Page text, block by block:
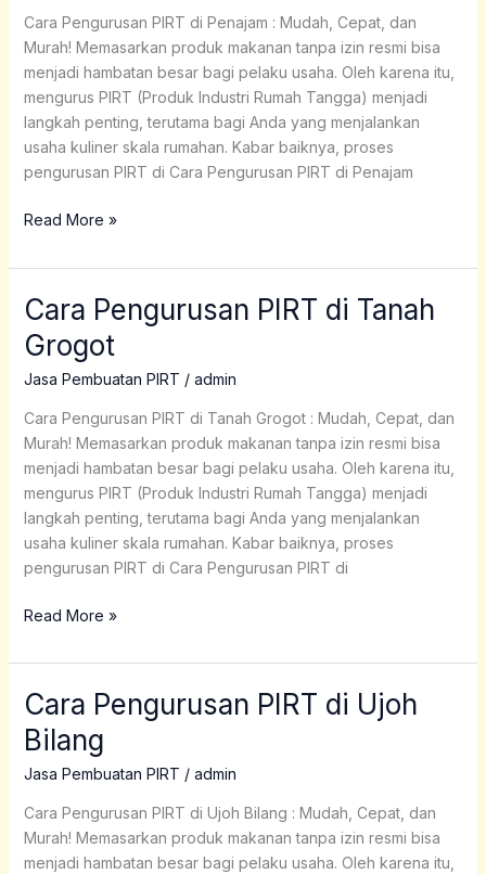
Cara Pengurusan PIRT di Penajam : Mudah, Cepat, dan
Murah! Memasarkan produk makanan tanpa izin resmi bisa
menjadi hambatan besar bagi pelaku usaha. Oleh karena itu,
mengurus PIRT (Produk Industri Rumah Tangga) menjadi
langkah penting, terutama bagi Anda yang menjalankan
usaha kuliner skala rumahan. Kabar baiknya, proses
pengurusan PIRT di Cara Pengurusan PIRT di Penajam
Read More »
Cara Pengurusan PIRT di Tanah
Grogot
Jasa Pembuatan PIRT / admin
Cara Pengurusan PIRT di Tanah Grogot : Mudah, Cepat, dan
Murah! Memasarkan produk makanan tanpa izin resmi bisa
menjadi hambatan besar bagi pelaku usaha. Oleh karena itu,
mengurus PIRT (Produk Industri Rumah Tangga) menjadi
langkah penting, terutama bagi Anda yang menjalankan
usaha kuliner skala rumahan. Kabar baiknya, proses
pengurusan PIRT di Cara Pengurusan PIRT di
Cara
PIRT
di
Grogot
Read More »
Cara Pengurusan PIRT di Ujoh
Bilang
Jasa Pembuatan PIRT / admin
Cara Pengurusan PIRT di Ujoh Bilang : Mudah, Cepat, dan
Murah! Memasarkan produk makanan tanpa izin resmi bisa
menjadi hambatan besar bagi pelaku usaha. Oleh karena itu,
Cara
PIRT
di
Bilang